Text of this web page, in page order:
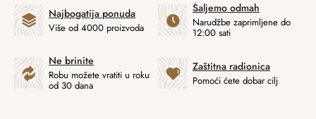
Najbogatija ponuda
Više od 4000 proizvoda
Šaljemo odmah
Narudžbe zaprimljene do
12:00 sati
Ne brinite
Robu možete vratiti u roku
od 30 dana
Zaštitna radionica
Pomoći ćete dobar cilj